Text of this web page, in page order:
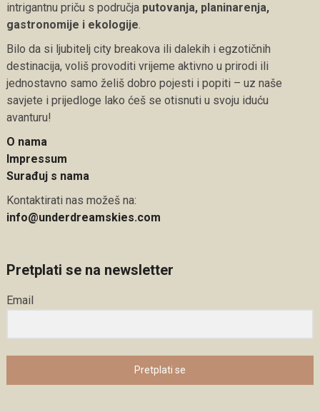
intrigantnu priču s područja putovanja, planinarenja,
gastronomije i ekologije.
Bilo da si ljubitelj city breakova ili dalekih i egzotičnih
destinacija, voliš provoditi vrijeme aktivno u prirodi ili
jednostavno samo želiš dobro pojesti i popiti – uz naše
savjete i prijedloge lako ćeš se otisnuti u svoju iduću
avanturu!
O nama
Impressum
Surađuj s nama
Kontaktirati nas možeš na:
info@underdreamskies.com
Pretplati se na newsletter
Email
Pretplati se